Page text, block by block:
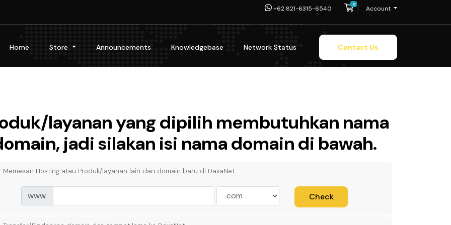
+62 821-6315-6540
0
Shopping Cart
Account
Home Store Announcements Knowledgebase Network Status Contact Us
layanan yang dipilih membutuhkan nama
jadi silakan isi nama domain di bawah.
Memesan Hosting atau Produk/layanan lain dan domain baru di DaxaNet
www. Check